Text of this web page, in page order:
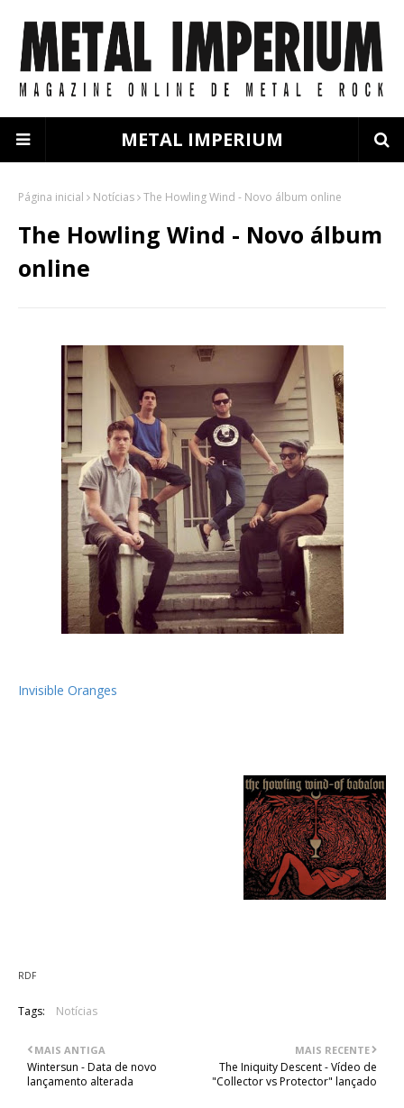
METAL IMPERIUM
Página inicial Notícias The Howling Wind - Novo álbum online
The Howling Wind - Novo álbum
online
Invisible Oranges
RDF
Tags: Notícias
MAIS RECENTE
The Iniquity Descent - Vídeo de
"Collector vs Protector" lançado
MAIS ANTIGA
Wintersun - Data de novo
lançamento alterada